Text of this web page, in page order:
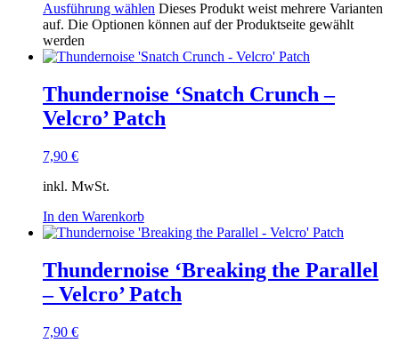
Ausführung wählen Dieses Produkt weist mehrere Varianten
auf. Die Optionen können auf der Produktseite gewählt
werden
Thundernoise ‘Snatch Crunch –
Velcro’ Patch
7,90 €
inkl. MwSt.
In den Warenkorb
Thundernoise ‘Breaking the Parallel
– Velcro’ Patch
7,90 €